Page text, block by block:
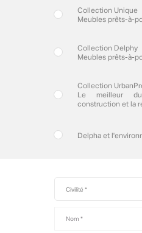
Collection Unique
Meubles prêts-à-
Collection Delphy
Meubles prêts-à-
Collection
Le meilleur
construction et la
Delpha et
Civilité
Civilité *
Nom